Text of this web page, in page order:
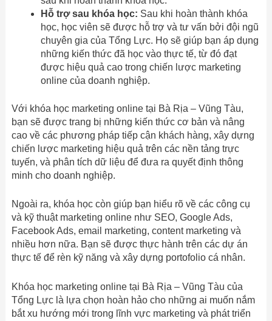
Hỗ trợ sau khóa học: Sau khi hoàn thành khóa
học, học viên sẽ được hỗ trợ và tư vấn bởi đội ngũ
chuyên gia của Tổng Lực. Họ sẽ giúp bạn áp dụng
những kiến thức đã học vào thực tế, từ đó đạt
được hiệu quả cao trong chiến lược marketing
online của doanh nghiệp.
Với khóa học marketing online tại Bà Rịa – Vũng Tàu,
bạn sẽ được trang bị những kiến thức cơ bản và nâng
cao về các phương pháp tiếp cận khách hàng, xây dựng
chiến lược marketing hiệu quả trên các nền tảng trực
tuyến, và phân tích dữ liệu để đưa ra quyết định thông
minh cho doanh nghiệp.
Ngoài ra, khóa học còn giúp bạn hiểu rõ về các công cụ
và kỹ thuật marketing online như SEO, Google Ads,
Facebook Ads, email marketing, content marketing và
nhiều hơn nữa. Bạn sẽ được thực hành trên các dự án
thực tế để rèn kỹ năng và xây dựng portofolio cá nhân.
Khóa học marketing online tại Bà Rịa – Vũng Tàu của
Tổng Lực là lựa chọn hoàn hảo cho những ai muốn nắm
bắt xu hướng mới trong lĩnh vực marketing và phát triển